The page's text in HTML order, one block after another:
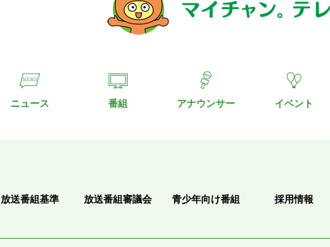
ニュース 番組 アナウンサー イベント
放送番組基準 放送番組審議会 青少年向け番組 採用情報